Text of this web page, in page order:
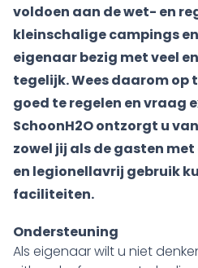
voldoen aan de wet- en
kleinschalige campings
eigenaar bezig met veel
tegelijk. Wees daarom op
goed te regelen en vraag
SchoonH2O ontzorgt u
zowel jij als de gasten
en legionellavrij gebruik
faciliteiten.
Ondersteuning
Als eigenaar wilt u niet